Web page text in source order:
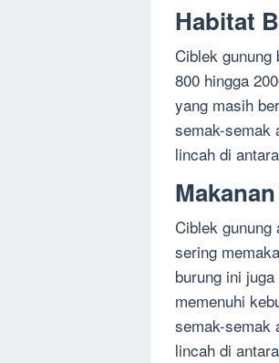
Habitat
Ciblek gunung
800 hingga
yang masih
semak-semak
lincah di
Ciblek gunung
sering
burung ini
memenuhi
semak-semak
lincah di